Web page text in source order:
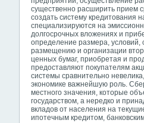
существенно расширить прием
создать систему кредитования
специализируются на
долгосрочных вложениях и
определение размера, условий,
размещению и организации
ценных бумаг, приобретая и
предоставляют покупателям
системы сравнительно
экономике важнейшую роль.
местного значения, которые
государством, а нередко и
вкладов от населения на
ипотечным кредитом,